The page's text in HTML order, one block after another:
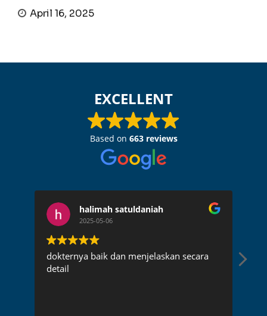
April 16, 2025
EXCELLENT
Based on 663 reviews
halimah satuldaniah
2025-05-06
dokternya baik dan menjelaskan secara
detail